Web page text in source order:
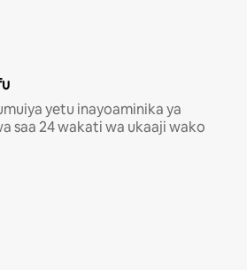
yetu inayoaminika ya
saa 24 wakati wa ukaaji wako